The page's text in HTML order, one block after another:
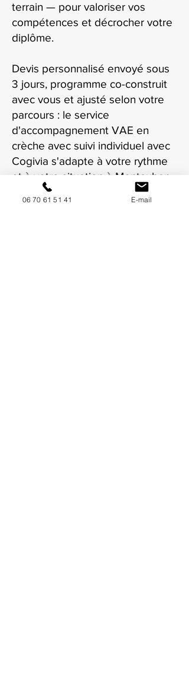
terrain — pour valoriser vos
compétences et décrocher votre
diplôme.
Devis personnalisé envoyé sous
3 jours, programme co-construit
avec vous et ajusté selon votre
parcours : le service
d'accompagnement VAE en
crèche avec suivi individuel avec
Cogivia s'adapte à votre rythme
et à votre situation à Montauban.
06 70 61 51 41 E-mail